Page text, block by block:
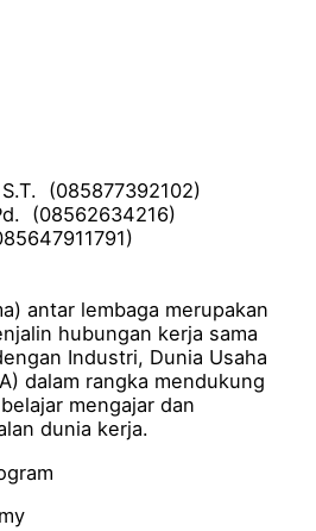
(085877392102)
(08562634216)
antar lembaga merupakan
hubungan kerja sama
Industri, Dunia Usaha
dalam rangka mendukung
mengajar dan
dunia kerja.